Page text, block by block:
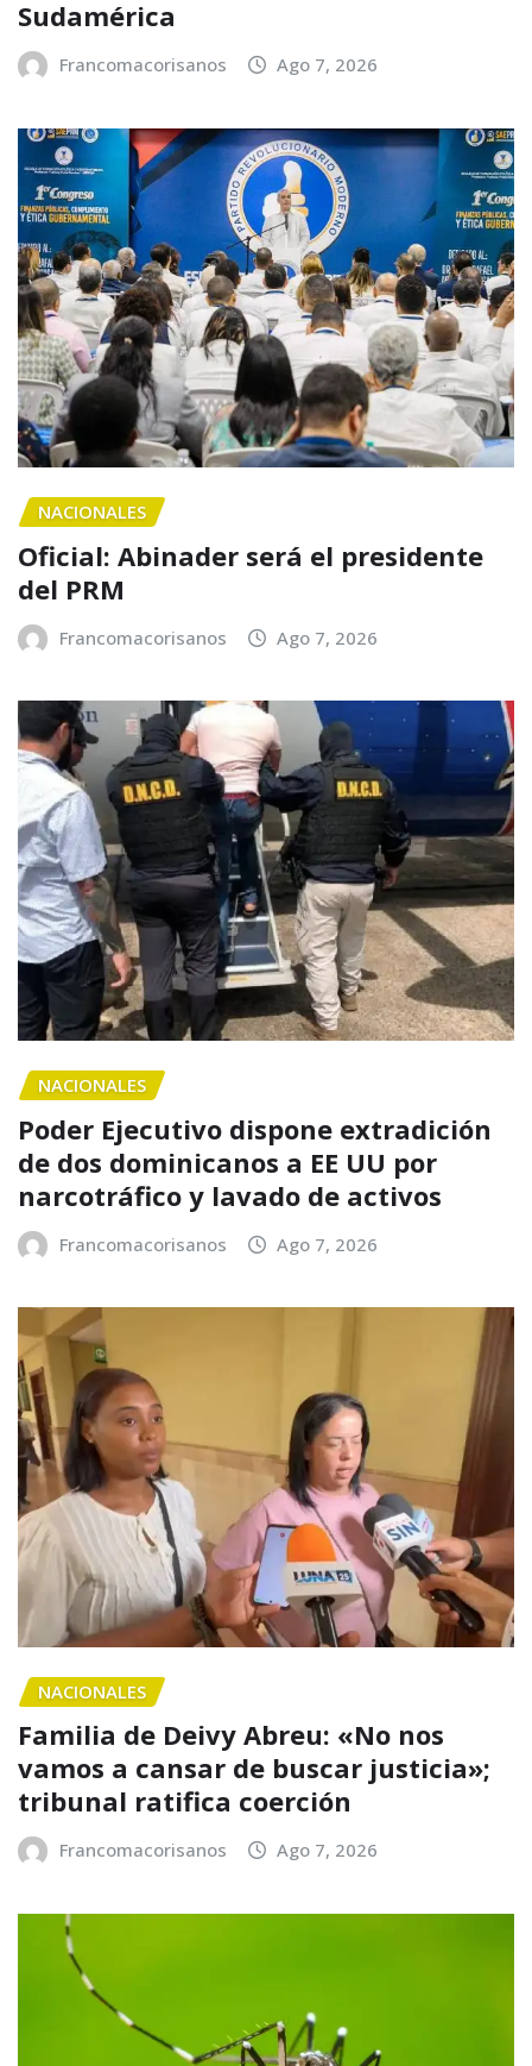
Sudamérica
Francomacorisanos Ago 7, 2026
NACIONALES
Oficial: Abinader será el presidente
del PRM
Francomacorisanos Ago 7, 2026
NACIONALES
Poder Ejecutivo dispone extradición
de dos dominicanos a EE UU por
narcotráfico y lavado de activos
Francomacorisanos Ago 7, 2026
NACIONALES
Familia de Deivy Abreu: «No nos
vamos a cansar de buscar justicia»;
tribunal ratifica coerción
Francomacorisanos Ago 7, 2026